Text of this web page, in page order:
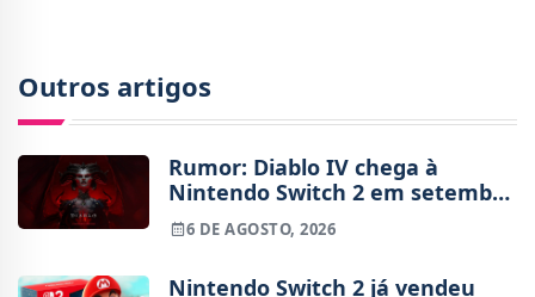
Outros artigos
Rumor: Diablo IV chega à
Nintendo Switch 2 em setembro
e vai custar o preço de um jogo
novo
6 DE AGOSTO, 2026
Nintendo Switch 2 já vendeu